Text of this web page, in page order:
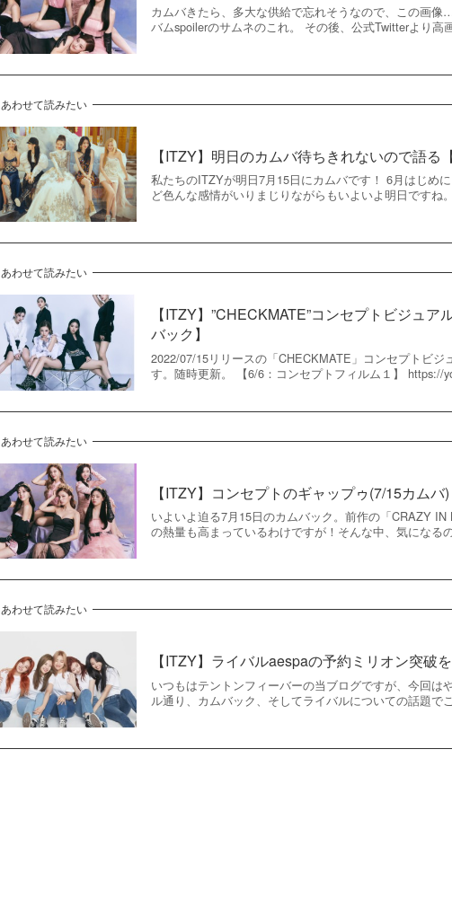
カムバきたら、多大な供給で忘れそうなので、この画
バムspoilerのサムネのこれ。 その後、公式Twitterより高
あわせて読みたい
【ITZY】明日のカムバ待ちきれないので語る
私たちのITZYが明日7月15日にカムバです！ 6月はじめ
ど色んな感情がいりまじりながらもいよいよ明日ですね
あわせて読みたい
【ITZY】”CHECKMATE”コンセプトビジュ
バック】
2022/07/15リリースの「CHECKMATE」コンセプトビ
す。随時更新。 【6/6：コンセプトフィルム１】 https://
あわせて読みたい
【ITZY】コンセプトのギャップゥ(7/15カムバ)
いよいよ迫る7月15日のカムバック。前作の「CRAZY
の熱量も高まっているわけですが！そんな中、気になる
あわせて読みたい
【ITZY】ライバルaespaの予約ミリオン突破
いつもはテントンフィーバーの当ブログですが、今回は
ル通り、カムバック、そしてライバルについての話題で